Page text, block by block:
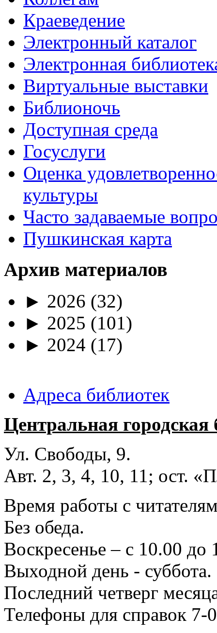
Краеведение
Электронный каталог
Электронная
Виртуальные выставки
Библионочь
Доступная среда
Госуслуги
Оценка
культуры
Часто задаваемые
Пушкинская карта
Архив материалов
► 2026 (32)
► 2025 (101)
► 2024 (17)
Адреса библиотек
Центральная
Ул. Свободы, 9.
Авт. 2, 3, 4, 10, 11; ост.
Время работы с
Без обеда.
Воскресенье – с 10.00 до
Выходной день - суббота.
Последний четверг
Телефоны для справок 7-